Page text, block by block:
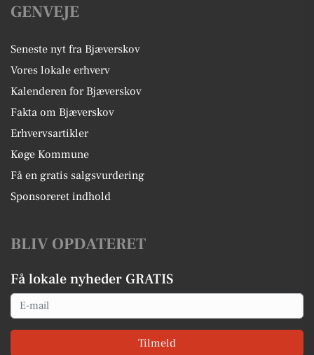
GENVEJE
Seneste nyt fra Bjæverskov
Vores lokale erhverv
Kalenderen for Bjæverskov
Fakta om Bjæverskov
Erhvervsartikler
Køge Kommune
Få en gratis salgsvurdering
Sponsoreret indhold
BLIV OPDATERET
Få lokale nyheder GRATIS
Email
Tilmeld